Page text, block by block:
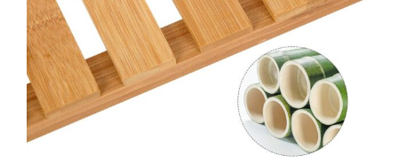
Articole sanatate
Radio cu ceas & portabile
Dormitor & birou
Mobila dormitor
Dulapuri dormitor